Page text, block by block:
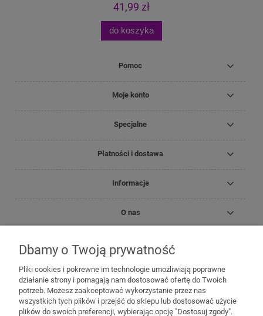
41,99 zł
do koszyka
Pomoc
Moje konto
Specjalne
Płatności i dostawa
Informacje
O nas
Copyright Zielnik Jagi
Mazidła, maści, oleje lecznicze Olejki Olejki eteryczne
Olejki
pielęgnacyjne
Kosmetyki Biomika
Black for White
Medicprogress
Sól do kąpieli Zioła do kąpieli
Susze, herbatki
ziołowe i owocowe
Zioła jednorodne Mieszanki ziołowe Zioła
Dbamy o Twoją prywatność
Pliki cookies i pokrewne im technologie umożliwiają poprawne
działanie strony i pomagają nam dostosować ofertę do Twoich
potrzeb. Możesz zaakceptować wykorzystanie przez nas
wszystkich tych plików i przejść do sklepu lub dostosować użycie
plików do swoich preferencji, wybierając opcję "Dostosuj zgody".